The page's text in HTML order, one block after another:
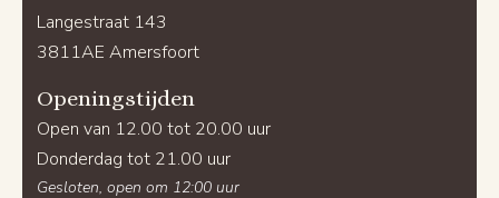
Langestraat 143
3811AE Amersfoort
Openingstijden
Open van 12.00 tot 20.00 uur
Donderdag tot 21.00 uur
Gesloten, open om 12:00 uur